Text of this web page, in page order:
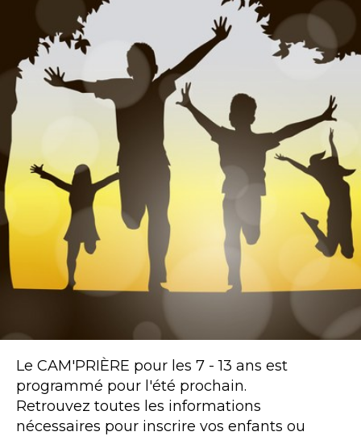
Le CAM'PRIÈRE pour les 7 - 13 ans est
programmé pour l'été prochain.
Retrouvez toutes les informations
nécessaires pour inscrire vos enfants ou